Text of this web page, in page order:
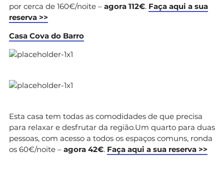
por cerca de 160€/noite – agora 112€. Faça aqui a sua
reserva >>
Casa Cova do Barro
Esta casa tem todas as comodidades de que precisa
para relaxar e desfrutar da região.Um quarto para duas
pessoas, com acesso a todos os espaços comuns, ronda
os 60€/noite – agora 42€. Faça aqui a sua reserva >>